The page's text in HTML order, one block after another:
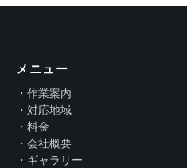
メニュー
・作業案内
・対応地域
・料金
・会社概要
・ギャラリー